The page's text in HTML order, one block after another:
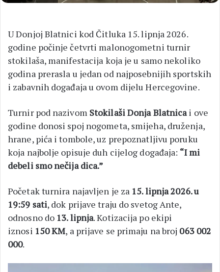
U Donjoj Blatnici kod Čitluka 15. lipnja 2026.
godine počinje četvrti malonogometni turnir
stokilaša, manifestacija koja je u samo nekoliko
godina prerasla u jedan od najposebnijih sportskih
i zabavnih događaja u ovom dijelu Hercegovine.
Turnir pod nazivom Stokilaši Donja Blatnicai ove
godine donosi spoj nogometa, smijeha, druženja,
hrane, pića i tombole, uz prepoznatljivu poruku
koja najbolje opisuje duh cijelog događaja: “I mi
debeli smo nečija dica.”
Početak turnira najavljen je za 15. lipnja 2026. u
19:59 sati, dok prijave traju do svetog Ante,
odnosno do 13. lipnja. Kotizacija po ekipi
iznosi 150 KM, a prijave se primaju na broj 063 002
000.